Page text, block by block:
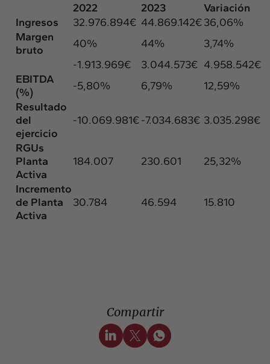
2022
2023
Variación
Ingresos
32.976.894€ 44.869.142€36,06%
Margen
bruto
40% 44%
3,74%
-1.913.969€
3.044.573€ 4.958.542€
EBITDA
(%)
-5,80% 6,79%
12,59%
Resultado
del
ejercicio
-10.069.981€-7.034.683€ 3.035.298€
RGUs
Planta
Activa
184.007 230.601 25,32%
Incremento
de Planta
Activa
30.784 46.594 15.810
Compartir